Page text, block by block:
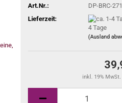
Art.Nr.:
DP-BRC-271
Lieferzeit:
4 Tage
(Ausland
inkl. 19% MwSt.